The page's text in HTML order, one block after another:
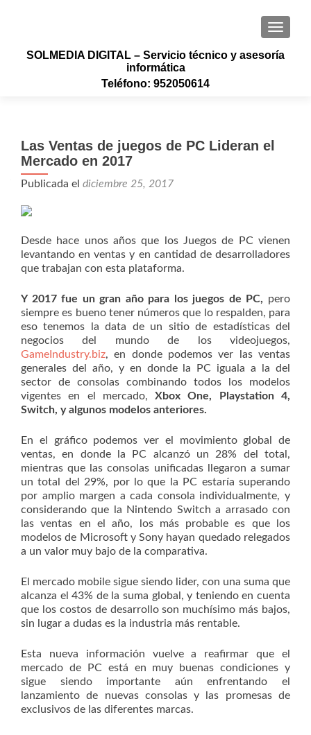
SOLMEDIA DIGITAL – Servicio técnico y asesoría
informática
Teléfono: 952050614
Las Ventas de juegos de PC Lideran el
Mercado en 2017
Publicada el diciembre 25, 2017
Desde hace unos años que los Juegos de PC vienen
levantando en ventas y en cantidad de desarrolladores
que trabajan con esta plataforma.
Y 2017 fue un gran año para los juegos de PC, pero
siempre es bueno tener números que lo respalden, para
eso tenemos la data de un sitio de estadísticas del
negocios del mundo de los videojuegos,
GameIndustry.biz, en donde podemos ver las ventas
generales del año, y en donde la PC iguala a la del
sector de consolas combinando todos los modelos
vigentes en el mercado, Xbox One, Playstation 4,
Switch, y algunos modelos anteriores.
En el gráfico podemos ver el movimiento global de
ventas, en donde la PC alcanzó un 28% del total,
mientras que las consolas unificadas llegaron a sumar
un total del 29%, por lo que la PC estaría superando
por amplio margen a cada consola individualmente, y
considerando que la Nintendo Switch a arrasado con
las ventas en el año, los más probable es que los
modelos de Microsoft y Sony hayan quedado relegados
a un valor muy bajo de la comparativa.
El mercado mobile sigue siendo lider, con una suma que
alcanza el 43% de la suma global, y teniendo en cuenta
que los costos de desarrollo son muchísimo más bajos,
sin lugar a dudas es la industria más rentable.
Esta nueva información vuelve a reafirmar que el
mercado de PC está en muy buenas condiciones y
sigue siendo importante aún enfrentando el
lanzamiento de nuevas consolas y las promesas de
exclusivos de las diferentes marcas.